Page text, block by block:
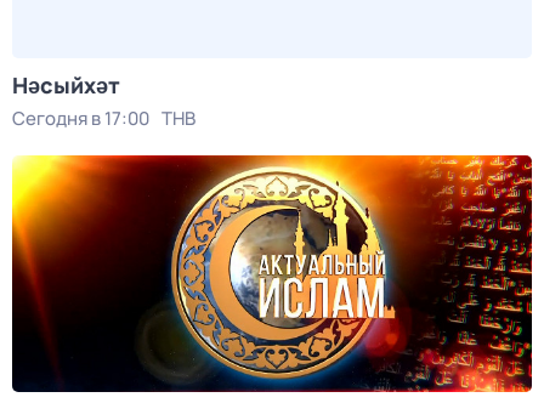
Нәсыйхәт
Сегодня в 17:00 ТНВ